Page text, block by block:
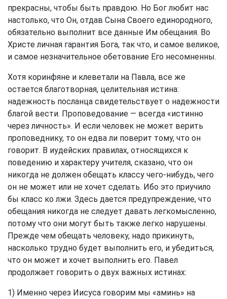
прекрасны, чтобы быть правдою. Но Бог любит нас
настолько, что Он, отдав Сына Своего единородного,
обязательно выполнит все данные Им обещания. Во
Христе личная гарантия Бога, так что, и самое великое,
и самое незначительное обетование Его несомненны.
Хотя коринфяне и клеветали на Павла, все же
остается благотворная, целительная истина:
надежность посланца свидетельствует о надежности
благой вести. Проповедование — всегда «истинно
через личность». И если человек не может верить
проповеднику, то он едва ли поверит тому, что он
говорит. В иудейских правилах, относящихся к
поведению и характеру учителя, сказано, что он
никогда не должен обещать классу чего-нибудь, чего
он не может или не хочет сделать. Ибо это приучило
бы класс ко лжи. Здесь дается предупреждение, что
обещания никогда не следует давать легкомысленно,
потому что они могут быть также легко нарушены.
Прежде чем обещать человеку, надо прикинуть,
насколько трудно будет выполнить его, и убедиться,
что он может и хочет выполнить его. Павел
продолжает говорить о двух важных истинах:
1) Именно через Иисуса говорим мы «аминь» на